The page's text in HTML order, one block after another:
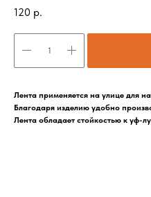
120 р.
Лента применяется на улице для
Благодаря изделию удобно
Лента обладает стойкостью к уф-